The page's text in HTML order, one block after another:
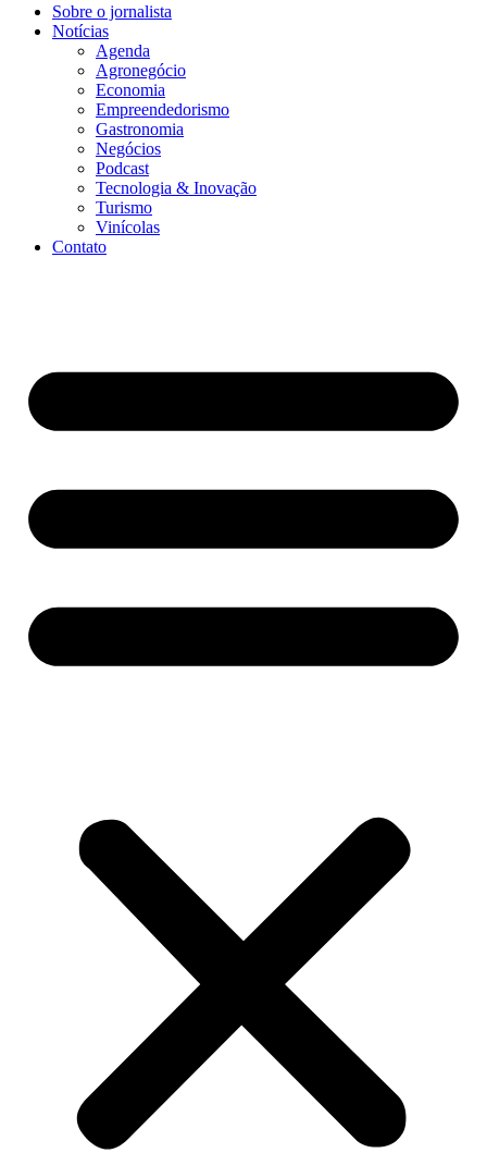
Sobre o jornalista
Notícias
Agenda
Agronegócio
Economia
Empreendedorismo
Gastronomia
Negócios
Podcast
Tecnologia & Inovação
Turismo
Vinícolas
Contato